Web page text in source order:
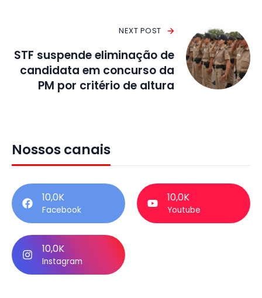
NEXT POST
STF suspende eliminação de
candidata em concurso da
PM por critério de altura
Nossos canais
10,0K
Facebook
10,0K
Youtube
10,0K
Instagram